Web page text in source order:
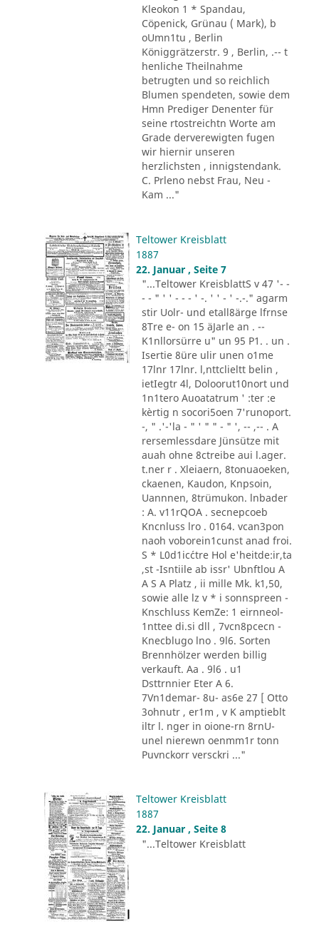
Kleokon 1 * Spandau,
Cöpenick, Grünau ( Mark), b
oUmn1tu , Berlin
Königgrätzerstr. 9 , Berlin, .-- t
henliche Theilnahme
betrugten und so reichlich
Blumen spendeten, sowie dem
Hmn Prediger Denenter für
seine rtostreichtn Worte am
Grade derverewigten fugen
wir hiernir unseren
herzlichsten , innigstendank.
C. Prleno nebst Frau, Neu -
Kam ..."
Teltower Kreisblatt
1887
22. Januar , Seite 7
"...Teltower KreisblattS v 47 '- -
- - " ' ' - - - ' -. ' ' - ' -.-." agarm
stir Uolr- und etall8ärge lfrnse
8Tre e- on 15 äJarle an . --
K1nllorsürre u" un 95 P1. . un .
Isertie 8üre ulir unen o1me
17lnr 17lnr. l,nttclieltt belin ,
ietIegtr 4l, Doloorut10nort und
1n1tero Auoatatrum ' :ter :e
kèrtig n socori5oen 7'runoport.
-, " .'-'la - " ' " " - " ', -- ,-- . A
rersemlessdare Jünsütze mit
auah ohne 8ctreibe aui l.ager.
t.ner r . Xleiaern, 8tonuaoeken,
ckaenen, Kaudon, Knpsoin,
Uannnen, 8trümukon. lnbader
: A. v11rQOA . secnepcoeb
Kncnluss lro . 0164. vcan3pon
naoh voborein1cunst anad froi.
S * L0d1ic´ctre Hol e'heitde:ir,ta
,st -Isntiile ab issr' Ubnftlou A
A S A Platz , ii mille Mk. k1,50,
sowie alle lz v * i sonnspreen -
Knschluss KemZe: 1 eirnneol-
1nttee di.si dll , 7vcn8pcecn -
Knecblugo lno . 9l6. Sorten
Brennhölzer werden billig
verkauft. Aa . 9l6 . u1
Dsttrnnier Eter A 6.
7Vn1demar- 8u- as6e 27 [ Otto
3ohnutr , er1m , v K amptieblt
iltr l. nger in oione-rn 8rnU-
unel nierewn oenmm1r tonn
Puvnckorr versckri ..."
Teltower Kreisblatt
1887
22. Januar , Seite 8
"...Teltower Kreisblatt